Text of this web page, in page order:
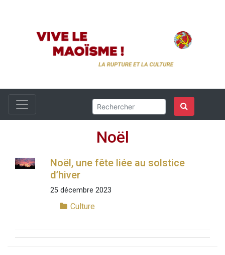
Noël
Noël, une fête liée au solstice
d’hiver
25 décembre 2023
Culture